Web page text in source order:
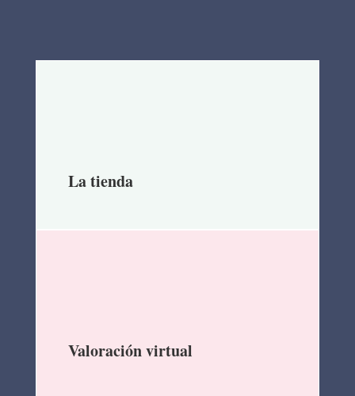
La tienda
Valoración virtual